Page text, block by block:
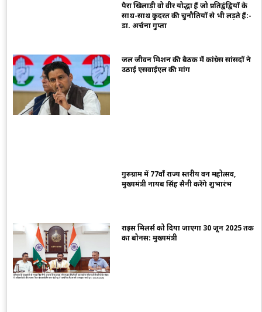
पैरा खिलाड़ी वो वीर योद्धा हैं जो प्रतिद्वंद्वियों के
साथ-साथ कुदरत की चुनौतियों से भी लड़ते हैं:-
डा. अर्चना गुप्ता
जल जीवन मिशन की बैठक में कांग्रेस सांसदों ने
उठाई एसवाईएल की मांग
गुरुग्राम में 77वाँ राज्य स्तरीय वन महोत्सव,
मुख्यमंत्री नायब सिंह सैनी करेंगे शुभारंभ
राइस मिलर्स को दिया जाएगा 30 जून 2025 तक
का बोनस: मुख्यमंत्री